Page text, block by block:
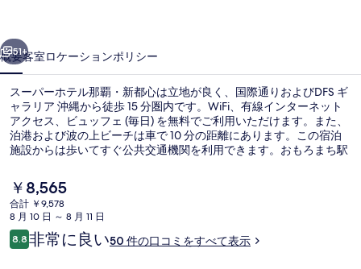
那
覇・
新
都
心
の
写
真
ギ
51+
概要客室ロケーションポリシー
スーパーホテル那覇・新都心は立地が良く、国際通りおよびDFS ギ
ャラリア 沖縄から徒歩 15 分圏内です。WiFi、有線インターネット
アクセス、ビュッフェ (毎日) を無料でご利用いただけます。また、
泊港および波の上ビーチは車で 10 分の距離にあります。この宿泊
施設からは歩いてすぐ公共交通機関を利用できます。おもろまち駅
現
在
の
料
金
￥8,565
合計 ￥9,578
8 月 10 日 ～ 8 月 11 日
口
コ
8.810段階中8.8
非常に良い50 件の口コミをすべて表示